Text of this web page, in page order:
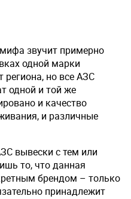
звучит примерно
одной марки
региона, но все АЗС
одной и той же
и качество
и различные
вывески с тем или
то, что данная
брендом – только
принадлежит